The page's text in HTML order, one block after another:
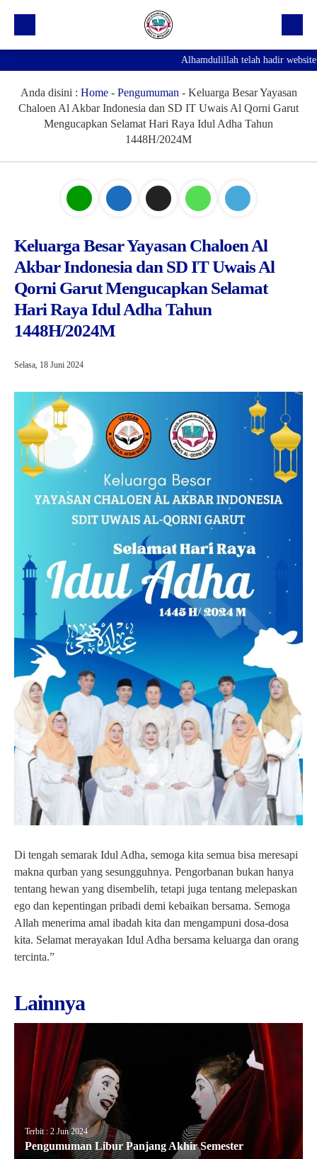
Profil Sekolah
Prestasi
Kegiatan Ekskul
Agenda
Hubungi Kami
Alhamdulillah telah hadir website
Anda disini : Home- Pengumuman - Keluarga Besar Yayasan
Chaloen Al Akbar Indonesia dan SD IT Uwais Al Qorni Garut
Mengucapkan Selamat Hari Raya Idul Adha Tahun
1448H/2024M
Keluarga Besar Yayasan Chaloen Al
Akbar Indonesia dan SD IT Uwais Al
Qorni Garut Mengucapkan Selamat
Hari Raya Idul Adha Tahun
1448H/2024M
Selasa, 18 Juni 2024
Di tengah semarak Idul Adha, semoga kita semua bisa meresapi
makna qurban yang sesungguhnya. Pengorbanan bukan hanya
tentang hewan yang disembelih, tetapi juga tentang melepaskan
ego dan kepentingan pribadi demi kebaikan bersama. Semoga
Allah menerima amal ibadah kita dan mengampuni dosa-dosa
kita. Selamat merayakan Idul Adha bersama keluarga dan orang
tercinta.”
Lainnya
Terbit : 2 Jun 2024
Pengumuman Libur Panjang Akhir Semester